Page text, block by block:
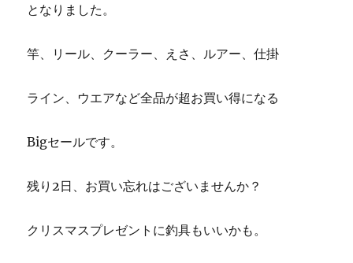
となりました。
竿、リール、クーラー、えさ、ルアー、仕掛
ライン、ウエアなど全品が超お買い得になる
Bigセールです。
残り2日、お買い忘れはございませんか？
クリスマスプレゼントに釣具もいいかも。